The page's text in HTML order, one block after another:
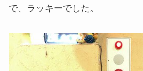
で、ラッキーでした。